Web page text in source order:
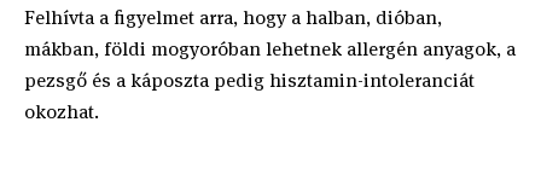
Felhívta a figyelmet arra, hogy a halban, dióban,
mákban, földi mogyoróban lehetnek allergén anyagok, a
pezsgő és a káposzta pedig hisztamin-intoleranciát
okozhat.